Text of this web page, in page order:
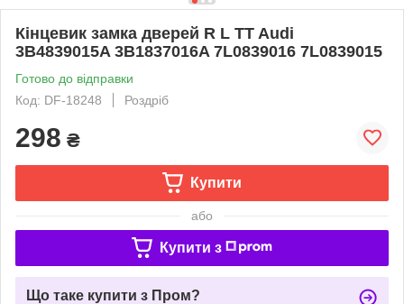
Кінцевик замка дверей R L TT Audi
3B4839015A 3B1837016A 7L0839016 7L0839015
Готово до відправки
Код: DF-18248
Роздріб
298 ₴
Купити
або
Купити з
Що таке купити з Пром?